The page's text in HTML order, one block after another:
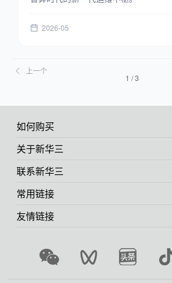
2026-05
1 /3
上一个
如何购买
关于新华三
联系新华三
常用链接
友情链接